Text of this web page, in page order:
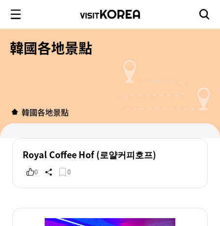
韓國各地景點
韓國各地景點
Royal Coffee Hof (로얄커피호프)
0 0